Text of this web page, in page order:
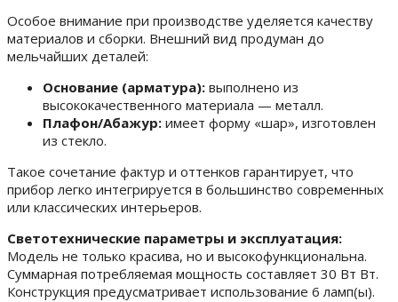
Особое внимание при производстве уделяется качеству
материалов и сборки. Внешний вид продуман до
мельчайших деталей:
Основание (арматура): выполнено из
высококачественного материала — металл.
Плафон/Абажур: имеет форму «шар», изготовлен
из стекло.
Такое сочетание фактур и оттенков гарантирует, что
прибор легко интегрируется в большинство современных
или классических интерьеров.
Светотехнические параметры и эксплуатация:
Модель не только красива, но и высокофункциональна.
Суммарная потребляемая мощность составляет 30 Вт Вт.
Конструкция предусматривает использование 6 ламп(ы).